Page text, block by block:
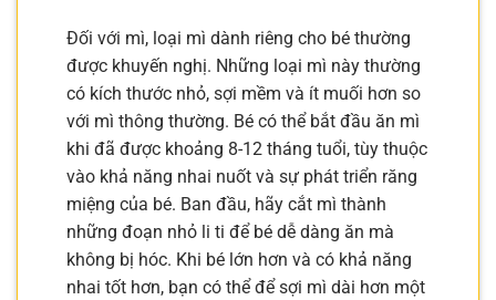
Đối với mì, loại mì dành riêng cho bé thường
được khuyến nghị. Những loại mì này thường
có kích thước nhỏ, sợi mềm và ít muối hơn so
với mì thông thường. Bé có thể bắt đầu ăn mì
khi đã được khoảng 8-12 tháng tuổi, tùy thuộc
vào khả năng nhai nuốt và sự phát triển răng
miệng của bé. Ban đầu, hãy cắt mì thành
những đoạn nhỏ li ti để bé dễ dàng ăn mà
không bị hóc. Khi bé lớn hơn và có khả năng
nhai tốt hơn, bạn có thể để sợi mì dài hơn một